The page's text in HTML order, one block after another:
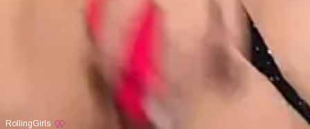
RollingGirls